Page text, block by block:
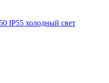
IP55 холодный свет